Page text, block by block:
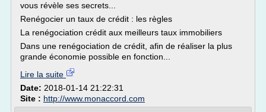
vous révèle ses secrets...
Renégocier un taux de crédit : les règles
La renégociation crédit aux meilleurs taux immobiliers
Dans une renégociation de crédit, afin de réaliser la plus
grande économie possible en fonction...
Lire la suite
Date: 2018-01-14 21:22:31
Site : http://www.monaccord.com